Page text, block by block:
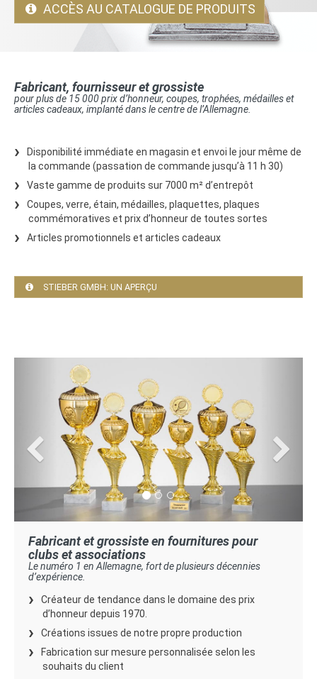
ACCÈS AU CATALOGUE DE PRODUITS
Fabricant, fournisseur et grossiste
pour plus de 15 000 prix d’honneur, coupes, trophées, médailles et
articles cadeaux, implanté dans le centre de l’Allemagne.
Disponibilité immédiate en magasin et envoi le jour même de
la commande (passation de commande jusqu’à 11 h 30)
Vaste gamme de produits sur 7000 m² d’entrepôt
Coupes, verre, étain, médailles, plaquettes, plaques
commémoratives et prix d’honneur de toutes sortes
Articles promotionnels et articles cadeaux
STIEBER GMBH: UN APERÇU
Previous
Fabricant et grossiste en fournitures pour
clubs et associations
Le numéro 1 en Allemagne, fort de plusieurs décennies
d’expérience.
Créateur de tendance dans le domaine des prix
d’honneur depuis 1970.
Créations issues de notre propre production
Fabrication sur mesure personnalisée selon les
souhaits du client